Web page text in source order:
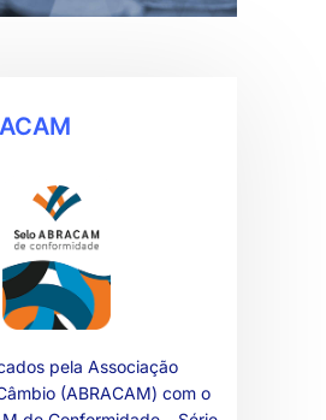
pela Associação
(ABRACAM) com o